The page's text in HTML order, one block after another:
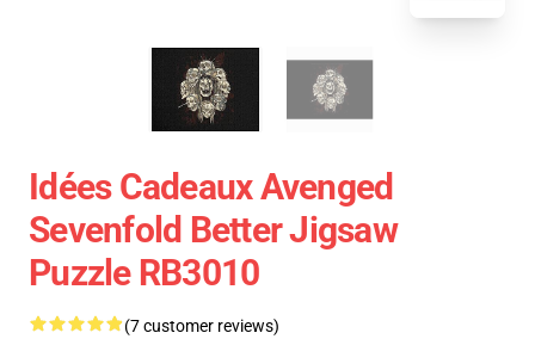
Idées Cadeaux Avenged
Sevenfold Better Jigsaw
Puzzle RB3010
(7 customer reviews)